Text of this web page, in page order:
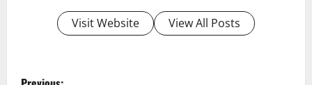
Visit Website View All Posts
P